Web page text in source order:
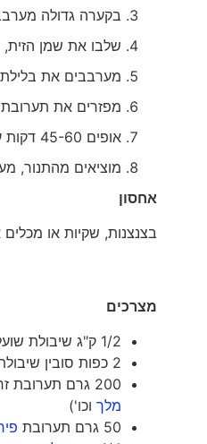
בקערה גדולה
שלבו את שמן
מערבבים את בלילת
מפזרים את תערובת
אופים 45-60 דקות עד להזהבה, מערבבים כל 10-15 דקות ומעבירים את התבניות מהמדפים התחתונים לאמצעיים כל פעם
מוציאים מהתנור,
אחסון
בצנצנות, שקיות או
מצרכים
1/2 ק"ג שיבולת שועל גסה מלאה (נקייה מגלוטן)
2 כפות סובין שיבולת שועל
200 גרם תערובת זרעים ו/או אגוזים לבחירה )זרעי חמנייה, צנוברים,
מלך וכו')
50 גרם תערובת